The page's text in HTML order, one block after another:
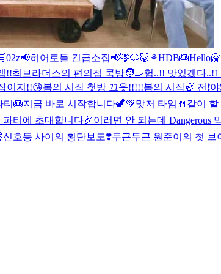
02z📢히어로들 긴급소집📢🦌🐶🐷⚘HDB🎂Hello🤗
!!최브라더스의 편의점 쿡방🧑‍🍳헙..!! 맛있겠다..!
이지!!😘봄의 시작 첫방 끄읏!!!!!봄의 시작🍃 전❗️야
🎂지금 바로 시작합니다🦖💚맛저 타임🍴같이 할
티에 초대합니다🎉이러면 안 되는데 Dangerous
신호등 사이의 횡단보도❣️두근두근 원준이의 첫 브